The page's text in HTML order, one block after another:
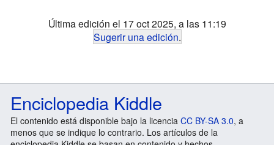
Última edición el 17 oct 2025, a las 11:19
Sugerir una edición.
Enciclopedia Kiddle
El contenido está disponible bajo la licencia CC BY-SA 3.0, a
menos que se indique lo contrario. Los artículos de la